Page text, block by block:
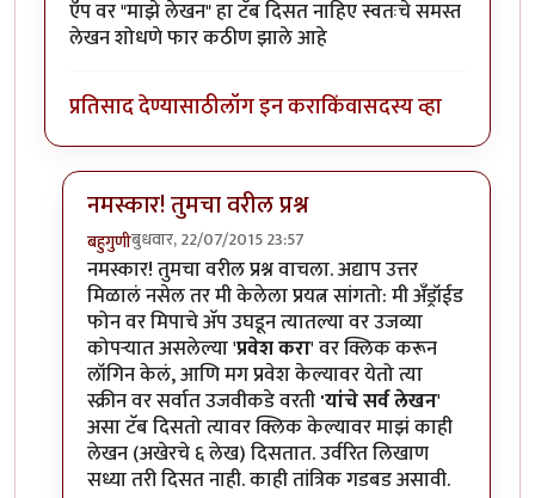
ऍप वर "माझे लेखन" हा टॅब दिसत नाहिए स्वतःचे समस्त
लेखन शोधणे फार कठीण झाले आहे
प्रतिसाद देण्यासाठीलॉग इन कराकिंवासदस्य व्हा
नमस्कार! तुमचा वरील प्रश्न
बहुगुणीबुधवार, 22/07/2015 23:57
In reply toऍप वर "माझे लेखन" हा टॅब दिसत
नमस्कार! तुमचा वरील प्रश्न वाचला. अद्याप उत्तर
मिळालं नसेल तर मी केलेला प्रयत्न सांगतो: मी अँड्रॉईड
फोन वर मिपाचे अ‍ॅप उघडून त्यातल्या वर उजव्या
कोपर्‍यात असलेल्या 'प्रवेश करा' वर क्लिक करून
लॉगिन केलं, आणि मग प्रवेश केल्यावर येतो त्या
स्क्रीन वर सर्वात उजवीकडे वरती'यांचे सर्व लेखन'
असा टॅब दिसतो त्यावर क्लिक केल्यावर माझं काही
लेखन (अखेरचे ६ लेख) दिसतात. उर्वरित लिखाण
सध्या तरी दिसत नाही. काही तांत्रिक गडबड असावी.